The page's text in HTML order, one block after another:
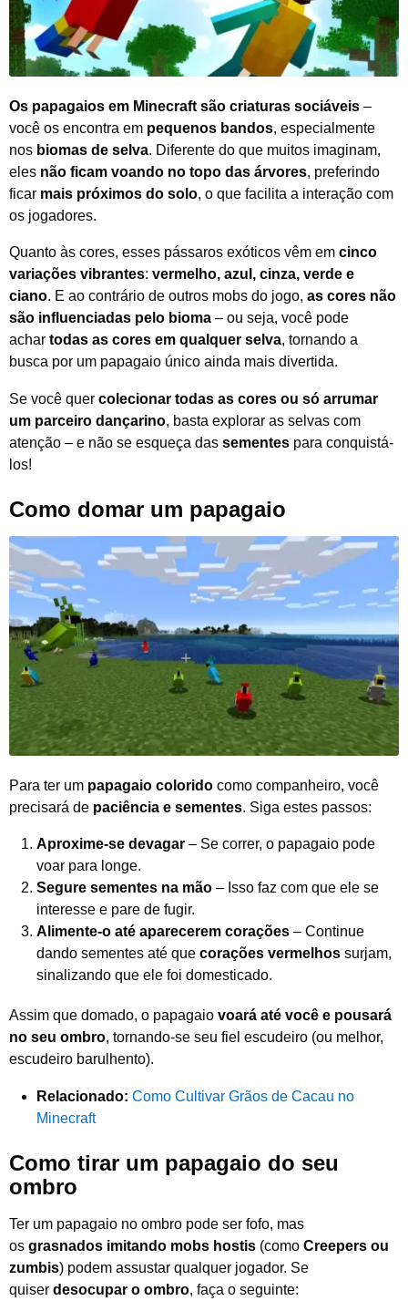
Os papagaios em Minecraft são criaturas sociáveis –
você os encontra em pequenos bandos, especialmente
nos biomas de selva. Diferente do que muitos imaginam,
eles não ficam voando no topo das árvores, preferindo
ficar mais próximos do solo, o que facilita a interação com
os jogadores.
Quanto às cores, esses pássaros exóticos vêm em cinco
variações vibrantes: vermelho, azul, cinza, verde e
ciano. E ao contrário de outros mobs do jogo, as cores não
são influenciadas pelo bioma – ou seja, você pode
achar todas as cores em qualquer selva, tornando a
busca por um papagaio único ainda mais divertida.
Se você quer colecionar todas as cores ou só arrumar
um parceiro dançarino, basta explorar as selvas com
atenção – e não se esqueça das sementes para conquistá-
los!
Como domar um papagaio
Para ter um papagaio colorido como companheiro, você
precisará de paciência e sementes. Siga estes passos:
Aproxime-se devagar – Se correr, o papagaio pode
voar para longe.
Segure sementes na mão – Isso faz com que ele se
interesse e pare de fugir.
Alimente-o até aparecerem corações – Continue
dando sementes até que corações vermelhos surjam,
sinalizando que ele foi domesticado.
Assim que domado, o papagaio voará até você e pousará
no seu ombro, tornando-se seu fiel escudeiro (ou melhor,
escudeiro barulhento).
Relacionado: Como Cultivar Grãos de Cacau no
Minecraft
Como tirar um papagaio do seu
ombro
Ter um papagaio no ombro pode ser fofo, mas
os grasnados imitando mobs hostis (como Creepers ou
zumbis) podem assustar qualquer jogador. Se
quiser desocupar o ombro, faça o seguinte: